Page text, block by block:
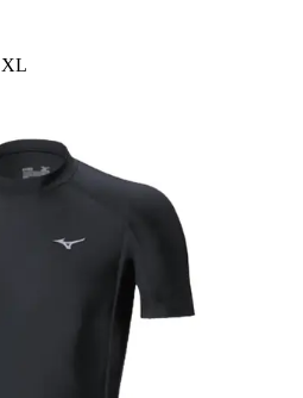
XL